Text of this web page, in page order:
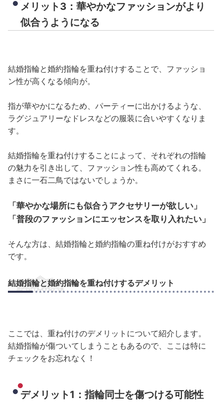
メリット3：華やかなファッションがより
似合うようになる
結婚指輪と婚約指輪を重ね付けすることで、ファッショ
ン性が高くなる傾向が。
指が華やかになるため、パーティーに出かけるような、
ラグジュアリーなドレスなどの服装に合いやすくなりま
す。
結婚指輪を重ね付けすることによって、それぞれの指輪
の魅力を引き出して、ファッション性も高めてくれる。
まさに一石二鳥ではないでしょうか。
「華やかな場所にも似合うアクセサリーが欲しい」
「普段のファッションにエッセンスを取り入れたい」
そんな方は、結婚指輪と婚約指輪の重ね付けがおすすめ
です。
結婚指輪と婚約指輪を重ね付けするデメリット
ここでは、重ね付けのデメリットについて紹介します。
結婚指輪が傷ついてしまうこともあるので、ここは特に
チェックをお忘れなく！
デメリット1：指輪同士を傷つける可能性